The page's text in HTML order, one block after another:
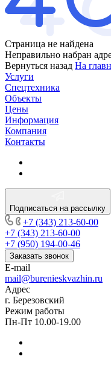
Страница не найдена
Неправильно набран
Вернуться назад На
Услуги
Спецтехника
Объекты
Цены
Информация
Компания
Контакты
Подписаться на рассылку
+7 (343) 213-60-00
+7 (343) 213-60-00
+7 (950) 194-00-46
Заказать звонок
E-mail
mail@burenieskvazhin.ru
Адрес
г. Березовский
Режим работы
Пн-Пт 10.00-19.00